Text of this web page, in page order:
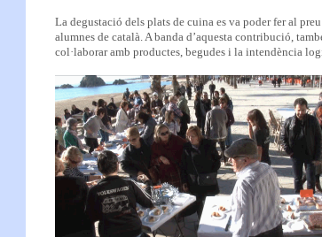
La degustació dels plats de cuina es va poder fer al
alumnes de català. A banda d’aquesta contribució,
col·laborar amb productes, begudes i la intendència